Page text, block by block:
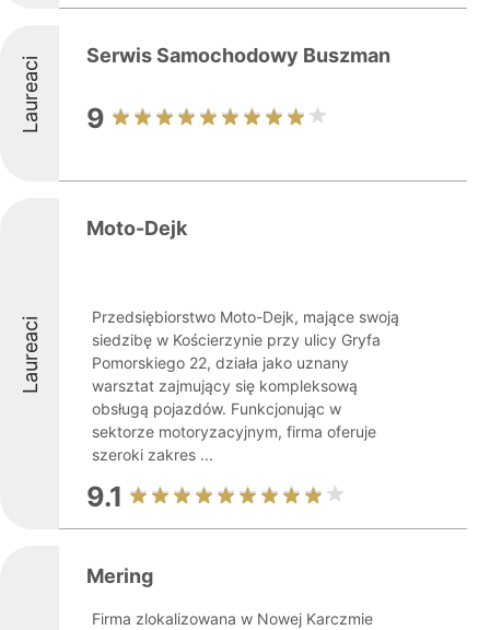
Laureaci Serwis Samochodowy Buszman
9
Laureaci
Moto-Dejk
Przedsiębiorstwo Moto-Dejk, mające swoją
siedzibę w Kościerzynie przy ulicy Gryfa
Pomorskiego 22, działa jako uznany
warsztat zajmujący się kompleksową
obsługą pojazdów. Funkcjonując w
sektorze motoryzacyjnym, firma oferuje
szeroki zakres ...
9.1
Mering
Firma zlokalizowana w Nowej Karczmie